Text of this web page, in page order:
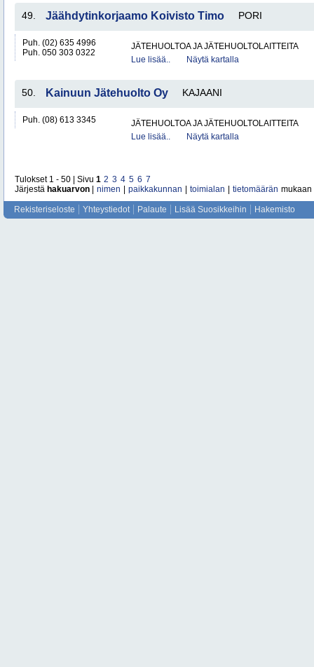
49. Jäähdytinkorjaamo Koivisto Timo PORI
Puh. (02) 635 4996
Puh. 050 303 0322
JÄTEHUOLTOA JA JÄTEHUOLTOLAITTEITA
Lue lisää..
Näytä kartalla
50. Kainuun Jätehuolto Oy KAJAANI
Puh. (08) 613 3345
JÄTEHUOLTOA JA JÄTEHUOLTOLAITTEITA
Lue lisää..
Näytä kartalla
Tulokset 1 - 50 | Sivu 1 2 3 4 5 6 7
Järjestä hakuarvon nimen paikkakunnan toimialan tietomäärän mukaan
Rekisteriseloste Yhteystiedot Palaute Lisää Suosikkeihin Hakemisto